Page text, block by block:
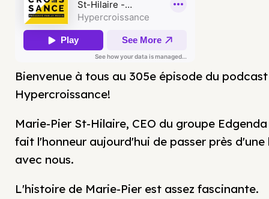
Bienvenue à tous au 305e épisode du podcast
Hypercroissance!
Marie-Pier St-Hilaire, CEO du groupe
fait l'honneur aujourd'hui de passer près d'une
avec nous.
L'histoire de Marie-Pier est assez fascinante.